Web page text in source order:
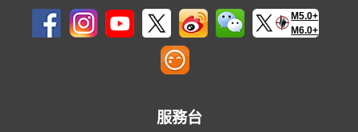
M5.0+
M6.0+
服務台